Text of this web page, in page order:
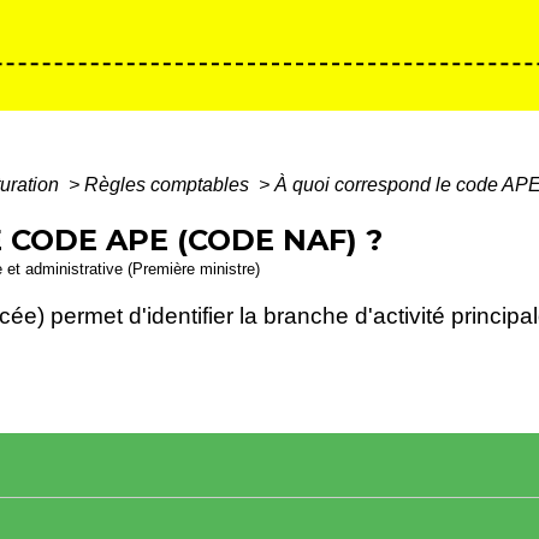
> Règles comptables > À quoi correspond le code
APE (CODE NAF) ?
administrative (Première ministre)
permet d'identifier la branche d'activité